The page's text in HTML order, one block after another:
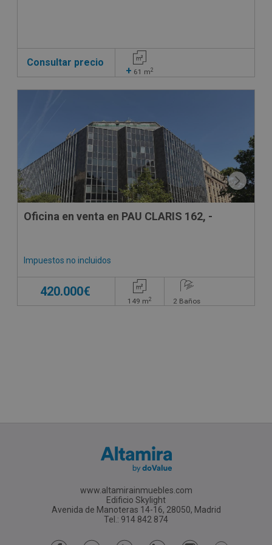
Consultar precio
+ 61 m2
Oficina en venta en PAU CLARIS 162, -
Impuestos no incluidos
420.000€
149 m2 2 Baños
www.altamirainmuebles.com
Edificio Skylight
Avenida de Manoteras 14-16, 28050, Madrid
Tel.: 914 842 874